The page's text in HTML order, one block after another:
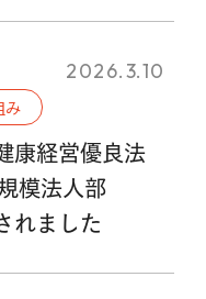
み
2026.3.10
康経営優良法
模法人部
れました